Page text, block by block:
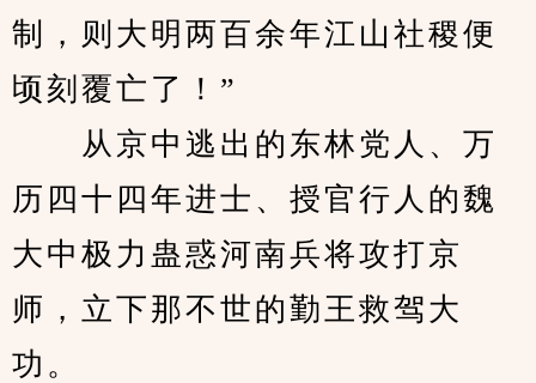
制，则大明两百余年江山社稷便
顷刻覆亡了！”
从京中逃出的东林党人、万
历四十四年进士、授官行人的魏
大中极力蛊惑河南兵将攻打京
师，立下那不世的勤王救驾大
功。